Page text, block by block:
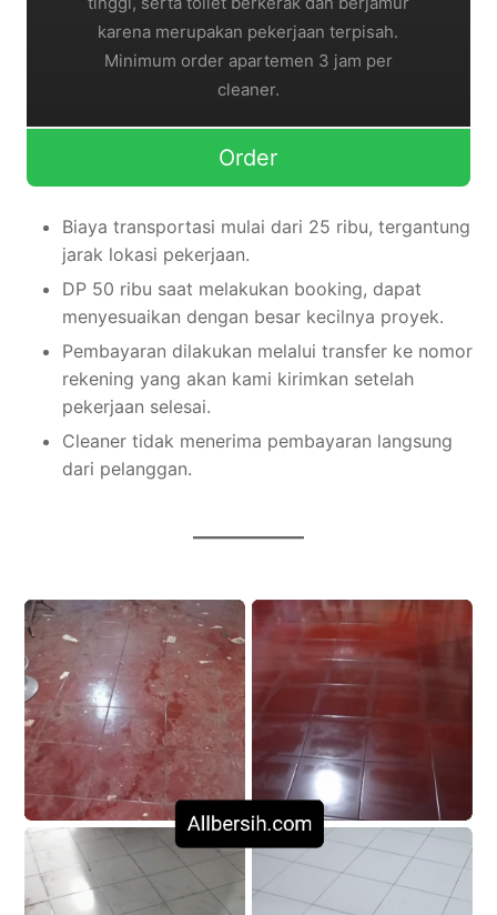
karena merupakan pekerjaan terpisah.
Minimum order apartemen 3 jam per
cleaner.
Order
Biaya transportasi mulai dari 25 ribu, tergantung
jarak lokasi pekerjaan.
DP 50 ribu saat melakukan booking, dapat
menyesuaikan dengan besar kecilnya proyek.
Pembayaran dilakukan melalui transfer ke nomor
rekening yang akan kami kirimkan setelah
pekerjaan selesai.
Cleaner tidak menerima pembayaran langsung
dari pelanggan.